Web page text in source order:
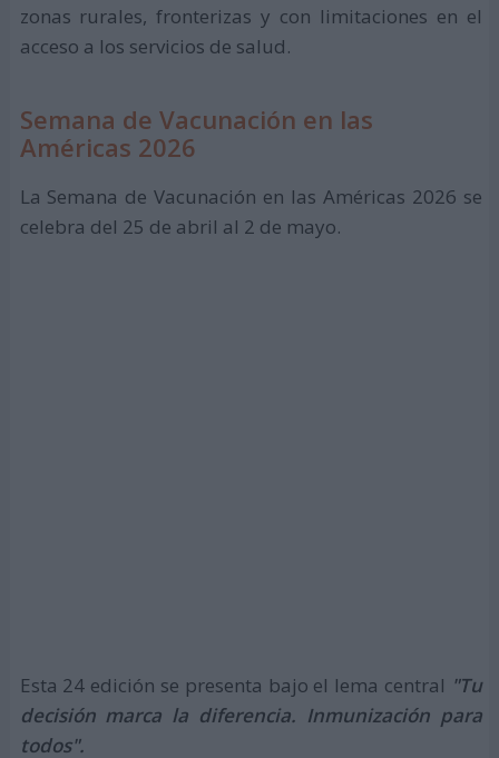
zonas rurales, fronterizas y con limitaciones en el
acceso a los servicios de salud.
Semana de Vacunación en las
Américas 2026
La Semana de Vacunación en las Américas 2026 se
celebra del 25 de abril al 2 de mayo.
Esta 24 edición se presenta bajo el lema central "Tu
decisión marca la diferencia. Inmunización para
todos".